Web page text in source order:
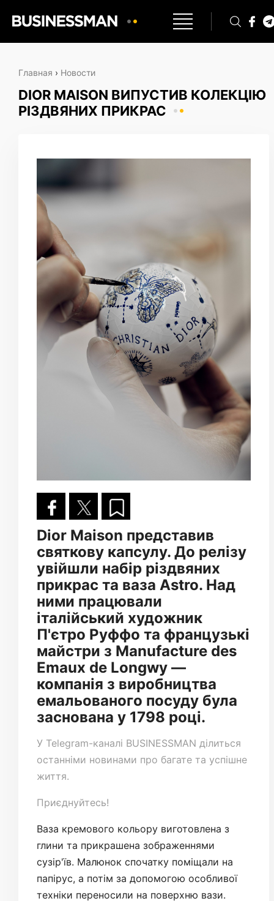
Главная › Новости
DIOR MAISON ВИПУСТИВ КОЛЕКЦІЮ
РІЗДВЯНИХ ПРИКРАС
Dior Maison представив
святкову капсулу. До релізу
увійшли набір різдвяних
прикрас та ваза Astro. Над
ними працювали
італійський художник
П'єтро Руффо та французькі
майстри з Manufacture des
Emaux de Longwy —
компанія з виробництва
емальованого посуду була
заснована у 1798 році.
У Telegram-каналі BUSINESSMAN ділиться
останніми новинами про багате та успішне
життя.
Приєднуйтесь!
Ваза кремового кольору виготовлена з
глини та прикрашена зображеннями
сузір'їв. Малюнок спочатку поміщали на
папірус, а потім за допомогою особливої
техніки переносили на поверхню вази.